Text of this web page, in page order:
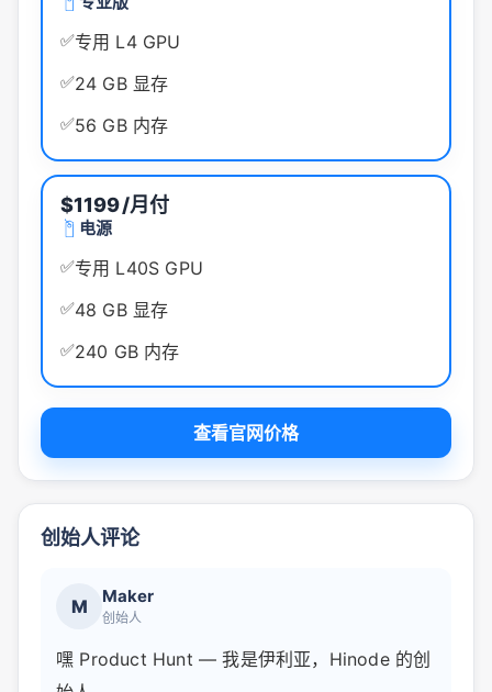
✅专用 L4 GPU
✅24 GB 显存
✅56 GB 内存
$1199/月付
电源
✅专用 L40S GPU
✅48 GB 显存
✅240 GB 内存
查看官网价格
创始人评论
M Maker
创始人
嘿 Product Hunt — 我是伊利亚，Hinode 的创